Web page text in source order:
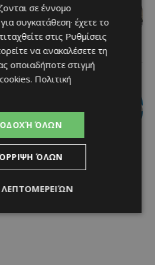
έναν
προς το
σε έννομο
συγκατάθεση· έχετε το
στις Ρυθμίσεις
να ανακαλέσετε τη
οποιαδήποτε στιγμή
. Πολιτική
ΌΛΩΝ
ΌΛΩΝ